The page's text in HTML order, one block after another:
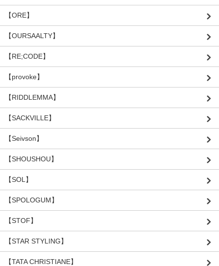
【ORE】
【OURSAALTY】
【RE;CODE】
【provoke】
【RIDDLEMMA】
【SACKVILLE】
【Seivson】
【SHOUSHOU】
【SOL】
【SPOLOGUM】
【STOF】
【STAR STYLING】
【TATA CHRISTIANE】